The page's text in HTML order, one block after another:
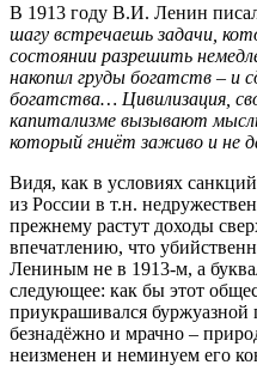
В 1913 году В.И. Ленин
шагу встречаешь задачи,
состоянии разрешить
накопил груды богатств – и
богатства… Цивилизация,
капитализме вызывают
который гниёт заживо и не
Видя, как в условиях
из России в т.н.
прежнему растут доходы
впечатлению, что
Лениным не в 1913-м, а
следующее: как бы этот
приукрашивался буржуазной
безнадёжно и мрачно –
неизменен и неминуем его